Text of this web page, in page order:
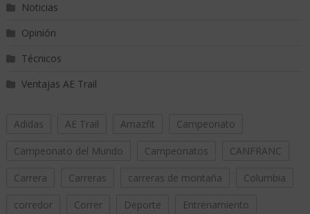
Noticias
Opinión
Técnicos
Ventajas AE Trail
Adidas AE Trail Amazfit Campeonato
Campeonato del Mundo Campeonatos CANFRANC
Carrera Carreras carreras de montaña Columbia
corredor Correr Deporte Entrenamiento